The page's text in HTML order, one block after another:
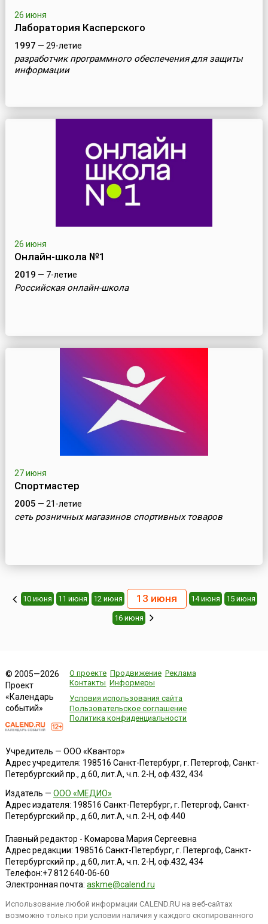
26 июня
Лаборатория Касперского
1997 — 29-летие
разработчик программного обеспечения для защиты
информации
26 июня
Онлайн-школа №1
2019 — 7-летие
Российская онлайн-школа
27 июня
Спортмастер
2005 — 21-летие
cеть розничных магазинов спортивных товаров
10 июня 11 июня 12 июня 13 июня 14 июня 15 июня
16 июня
© 2005—2026
Проект
«Календарь
событий»
О проекте Продвижение Реклама
Контакты Информеры
Условия использования сайта
Пользовательское соглашение
Политика конфиденциальности
Учредитель — ООО «Квантор»
Адрес учредителя: 198516 Санкт-Петербург, г. Петергоф, Санкт-
Петербургский пр., д.60, лит.А, ч.п. 2-Н, оф.432, 434
Издатель — ООО «МЕДИО»
Адрес издателя: 198516 Санкт-Петербург, г. Петергоф, Санкт-
Петербургский пр., д.60, лит.А, ч.п. 2-Н, оф.440
Главный редактор - Комарова Мария Сергеевна
Адрес редакции: 198516 Санкт-Петербург, г. Петергоф, Санкт-
Петербургский пр., д.60, лит.А, ч.п. 2-Н, оф.432, 434
Телефон:+7 812 640-06-60
Электронная почта: askme@calend.ru
Использование любой информации CALEND.RU на веб-сайтах
возможно только при условии наличия у каждого скопированного